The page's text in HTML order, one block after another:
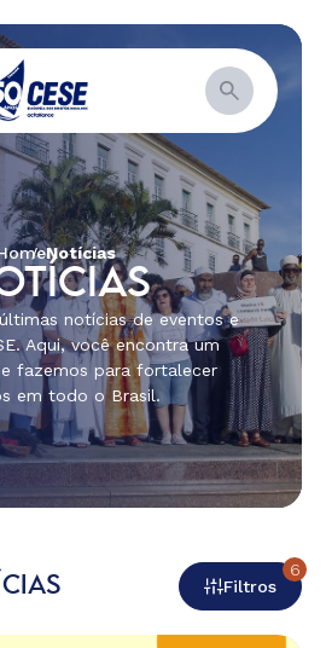
Notícias
notícias de eventos e
Aqui, você encontra um
fazemos para fortalecer
em todo o Brasil.
Filtros
6